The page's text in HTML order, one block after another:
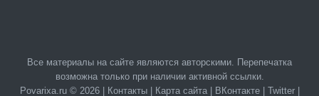
Все материалы на сайте являются авторскими. Перепечатка
возможна только при наличии активной ссылки.
Povarixa.ru © 2026 |
Контакты| Карта сайта| ВКонтакте| Twitter|